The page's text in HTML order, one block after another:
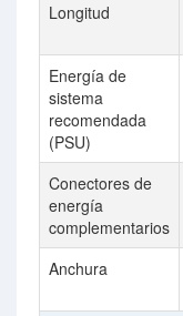
Longitud
Energía de
sistema
recomendada
(PSU)
Conectores de
energía
complementarios
Anchura